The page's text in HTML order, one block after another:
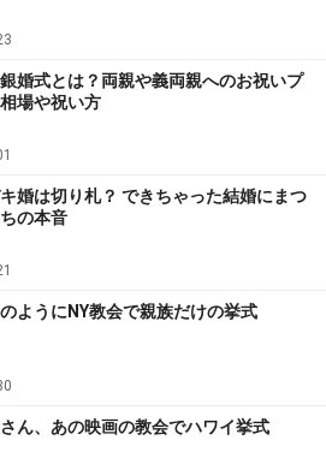
婚式とは？両親や義両親へのお祝いプ
場や祝い方
婚は切り札？ できちゃった結婚にまつ
の本音
ようにNY教会で親族だけの挙式
ん、あの映画の教会でハワイ挙式